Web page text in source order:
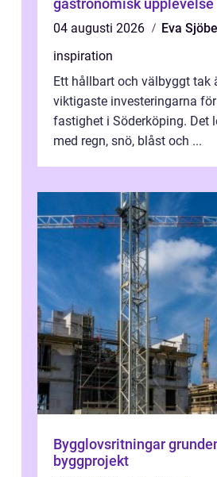
gastronomisk upplevelse
04 augusti 2026
Eva
inspiration
Ett hållbart och välbyggt tak
viktigaste investeringarna
fastighet i Söderköping. Det
med regn, snö, blåst och ...
Bygglovsritningar grunden för ett tryggt
byggprojekt